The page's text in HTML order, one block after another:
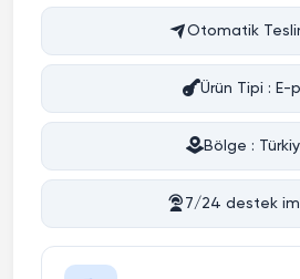
Otomatik
Ürün Tipi : E-
Bölge :
7/24 destek